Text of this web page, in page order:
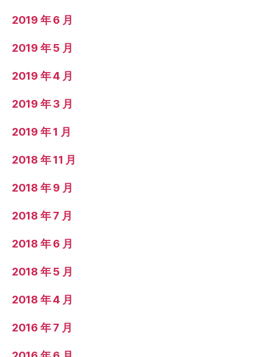
2019 年 6 月
2019 年 5 月
2019 年 4 月
2019 年 3 月
2019 年 1 月
2018 年 11 月
2018 年 9 月
2018 年 7 月
2018 年 6 月
2018 年 5 月
2018 年 4 月
2016 年 7 月